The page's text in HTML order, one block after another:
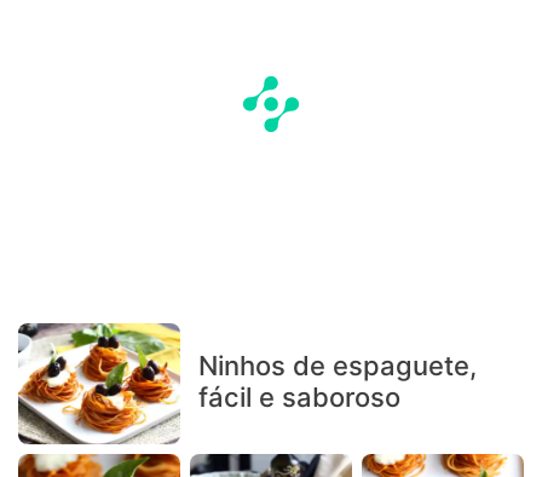
Ninhos de espaguete,
fácil e saboroso